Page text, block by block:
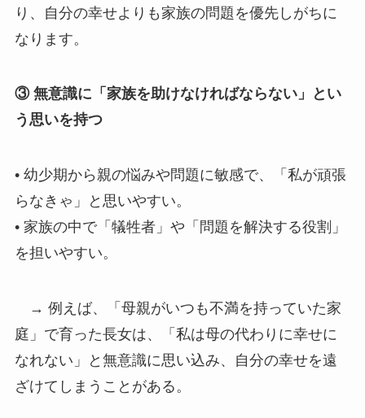
り、自分の幸せよりも家族の問題を優先しがちに
なります。
③ 無意識に「家族を助けなければならない」とい
う思いを持つ
• 幼少期から親の悩みや問題に敏感で、「私が頑張
らなきゃ」と思いやすい。
• 家族の中で「犠牲者」や「問題を解決する役割」
を担いやすい。
→ 例えば、「母親がいつも不満を持っていた家
庭」で育った長女は、「私は母の代わりに幸せに
なれない」と無意識に思い込み、自分の幸せを遠
ざけてしまうことがある。